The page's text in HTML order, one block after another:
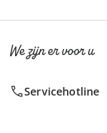
We zijn er voor u
Servicehotline